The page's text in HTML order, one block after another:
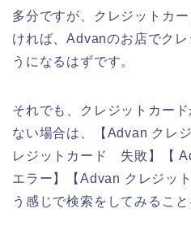
多分ですが、クレジットカ
ければ、Advanのお店でク
うになるはずです。
それでも、クレジットカー
ない場合は、【Advan クレ
レジットカード 失敗】【
エラー】【Advan クレジッ
う感じで検索をしてみること